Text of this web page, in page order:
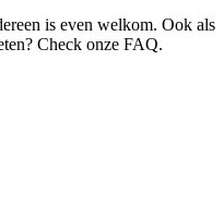
is even welkom. Ook als
Check onze FAQ.